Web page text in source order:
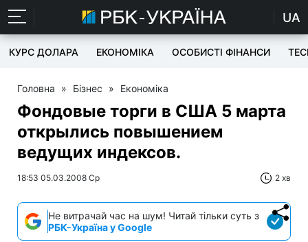
UA
КУРС ДОЛАРА ЕКОНОМІКА ОСОБИСТІ ФІНАНСИ
Головна » Бізнес » Економіка
Фондовые торги в США 5 марта
открылись повышением
ведущих индексов.
18:53 05.03.2008 Ср 2 хв
Не витрачай час на шум! Читай тільки суть з
РБК-Україна у Google